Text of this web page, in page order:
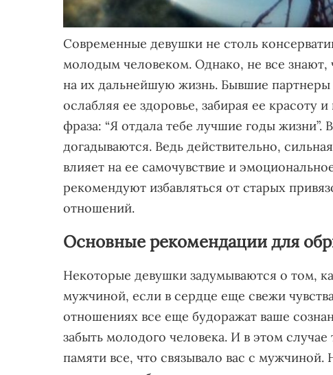
Современные девушки не столь
молодым человеком. Однако, не все
на их дальнейшую жизнь. Бывшие
ослабляя ее здоровье, забирая ее красоту
фраза: “Я отдала тебе лучшие годы
догадываются. Ведь действительно,
влияет на ее самочувствие и
рекомендуют избавляться от старых
отношений.
Основные рекомендации для
Некоторые девушки задумываются о том,
мужчиной, если в сердце еще свежи
отношениях все еще будоражат ваше
забыть молодого человека. И в этом
памяти все, что связывало вас с